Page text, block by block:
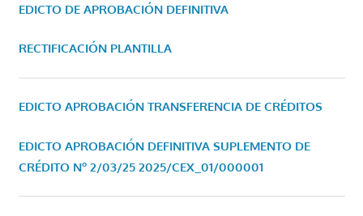
EDICTO DE APROBACIÓN DEFINITIVA
RECTIFICACIÓN PLANTILLA
EDICTO APROBACIÓN TRANSFERENCIA DE CRÉDITOS
EDICTO APROBACIÓN DEFINITIVA SUPLEMENTO DE
CRÉDITO Nº 2/03/25 2025/CEX_01/000001